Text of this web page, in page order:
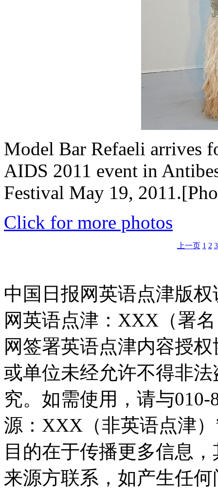
Model Bar Refaeli arrives
AIDS 2011 event in
Festival May 19,
Click for more photos
上一页 1 2 3
中国日报网英语点津版
网英语点津：XXX（署
网签署英语点津内容授
或单位未经允许不得非
究。如需使用，请与010-
源：XXX（非英语点津
目的在于传播更多信息
来源方联系，如产生任